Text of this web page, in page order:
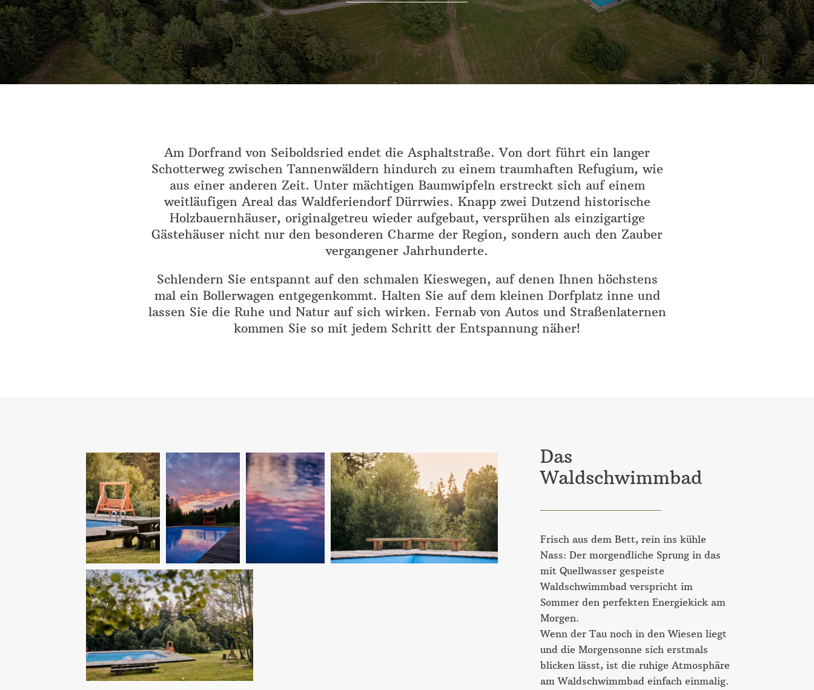
Am Dorfrand von Seiboldsried endet die Asphaltstraße. Von dort führt ein langer
Schotterweg zwischen Tannenwäldern hindurch zu einem traumhaften Refugium, wie
aus einer anderen Zeit. Unter mächtigen Baumwipfeln erstreckt sich auf einem
weitläufigen Areal das Waldferiendorf Dürrwies. Knapp zwei Dutzend historische
Holzbauernhäuser, originalgetreu wieder aufgebaut, versprühen als einzigartige
Gästehäuser nicht nur den besonderen Charme der Region, sondern auch den Zauber
vergangener Jahrhunderte.
Schlendern Sie entspannt auf den schmalen Kieswegen, auf denen Ihnen höchstens
mal ein Bollerwagen entgegenkommt. Halten Sie auf dem kleinen Dorfplatz inne und
lassen Sie die Ruhe und Natur auf sich wirken. Fernab von Autos und Straßenlaternen
kommen Sie so mit jedem Schritt der Entspannung näher!
Das
Waldschwimmbad
Frisch aus dem Bett, rein ins kühle
Nass: Der morgendliche Sprung in das
mit Quellwasser gespeiste
Waldschwimmbad verspricht im
Sommer den perfekten Energiekick am
Morgen.
Wenn der Tau noch in den Wiesen liegt
und die Morgensonne sich erstmals
blicken lässt, ist die ruhige Atmosphäre
am Waldschwimmbad einfach einmalig.